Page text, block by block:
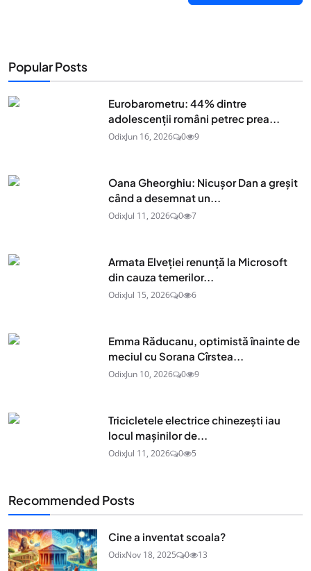
Popular Posts
Eurobarometru: 44% dintre
adolescenţii români petrec prea...
OdixJun 16, 2026 0 9
Oana Gheorghiu: Nicușor Dan a greșit
când a desemnat un...
OdixJul 11, 2026 0 7
Armata Elveției renunță la Microsoft
din cauza temerilor...
OdixJul 15, 2026 0 6
Emma Răducanu, optimistă înainte de
meciul cu Sorana Cîrstea...
OdixJun 10, 2026 0 9
Tricicletele electrice chinezești iau
locul mașinilor de...
OdixJul 11, 2026 0 5
Recommended Posts
Cine a inventat scoala?
OdixNov 18, 2025 0 13